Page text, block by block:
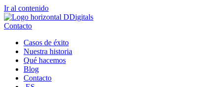
Ir al contenido
Contacto
Casos de éxito
Nuestra historia
Qué hacemos
Blog
Contacto